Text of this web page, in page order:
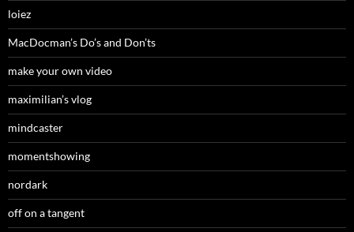
loiez
MacDocman’s Do’s and Don’ts
make your own video
maximilian’s vlog
mindcaster
momentshowing
nordark
off on a tangent